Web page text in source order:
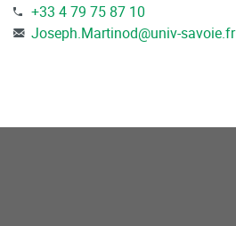
+33 4 79 75 87 10
Joseph.Martinod@univ-savoie.fr